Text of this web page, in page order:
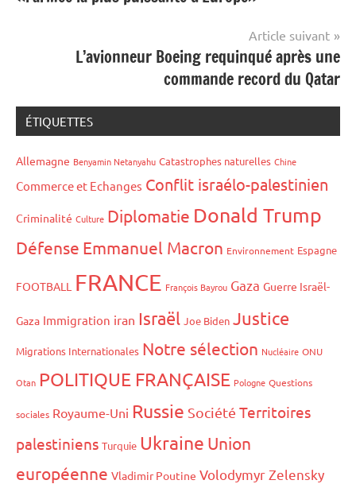
l’article
Article suivant
L’avionneur Boeing requinqué après une
commande record du Qatar
ÉTIQUETTES
Allemagne Benyamin Netanyahu Catastrophes naturelles Chine
Commerce et Echanges Conflit israélo-palestinien
Criminalité Culture Diplomatie Donald Trump
Défense Emmanuel Macron Environnement Espagne
FOOTBALL FRANCE François Bayrou Gaza Guerre Israël-
Gaza Immigration iran Israël Joe Biden Justice
Migrations Internationales Notre sélection Nucléaire ONU
Otan POLITIQUE FRANÇAISE Pologne Questions
sociales Royaume-Uni Russie Société Territoires
palestiniens Turquie Ukraine Union
européenne Vladimir Poutine Volodymyr Zelensky